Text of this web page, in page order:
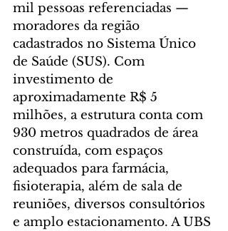
mil pessoas referenciadas —
moradores da região
cadastrados no Sistema Único
de Saúde (SUS). Com
investimento de
aproximadamente R$ 5
milhões, a estrutura conta com
930 metros quadrados de área
construída, com espaços
adequados para farmácia,
fisioterapia, além de sala de
reuniões, diversos consultórios
e amplo estacionamento. A UBS